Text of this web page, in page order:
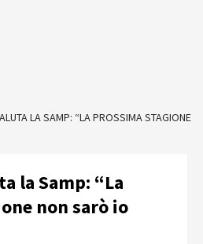
LA SAMP: “LA PROSSIMA STAGIONE
la Samp: “La
non sarò io